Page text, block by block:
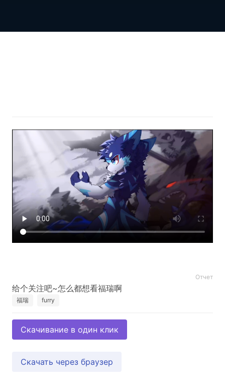
Отчет
福瑞 furry
Скачивание в один клик
Скачать через браузер